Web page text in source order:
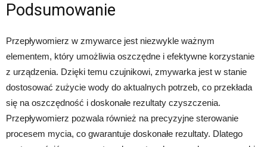
Podsumowanie
Przepływomierz w zmywarce jest niezwykle ważnym
elementem, który umożliwia oszczędne i efektywne korzystanie
z urządzenia. Dzięki temu czujnikowi, zmywarka jest w stanie
dostosować zużycie wody do aktualnych potrzeb, co przekłada
się na oszczędność i doskonałe rezultaty czyszczenia.
Przepływomierz pozwala również na precyzyjne sterowanie
procesem mycia, co gwarantuje doskonałe rezultaty. Dlatego